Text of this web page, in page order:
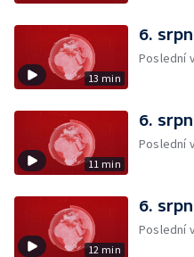
13 min
6.
Poslední
11 min
6.
Poslední
12 min
6.
Poslední